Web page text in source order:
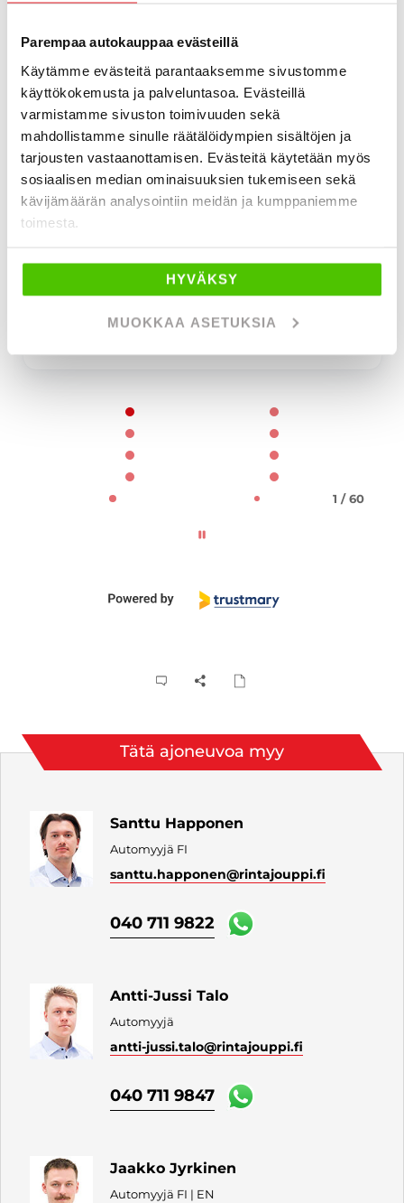
Parempaa autokauppaa evästeillä
Käytämme evästeitä parantaaksemme sivustomme
käyttökokemusta ja palveluntasoa. Evästeillä
varmistamme sivuston toimivuuden sekä
mahdollistamme sinulle räätälöidympien sisältöjen ja
tarjousten vastaanottamisen. Evästeitä käytetään myös
sosiaalisen median ominaisuuksien tukemiseen sekä
kävijämäärän analysointiin meidän ja kumppaniemme
toimesta.
HYVÄKSY
MUOKKAA ASETUKSIA
Tätä mieltä asiakkaat ovat J. Rinta-
Joupista
1 / 60
Tätä ajoneuvoa myy
Santtu Happonen
Automyyjä FI
santtu.happonen@rintajouppi.fi
040 711 9822
Antti-Jussi Talo
Automyyjä
antti-jussi.talo@rintajouppi.fi
040 711 9847
Jaakko Jyrkinen
Automyyjä FI | EN